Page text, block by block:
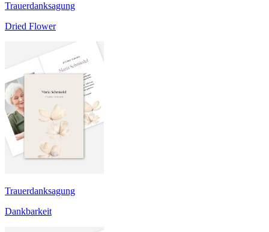
Trauerdanksagung
Dried Flower
Trauerdanksagung
Dankbarkeit